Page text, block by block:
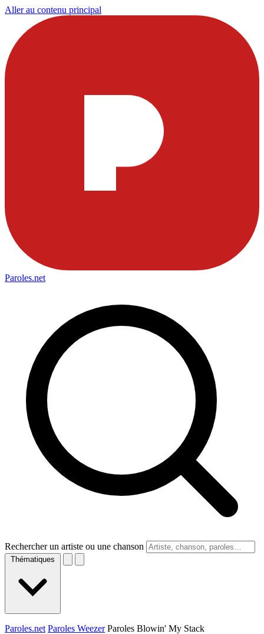
Aller au contenu principal
Paroles.net
Rechercher un artiste ou une chanson
Thématiques
Paroles.net Paroles Weezer Paroles Blowin' My Stack